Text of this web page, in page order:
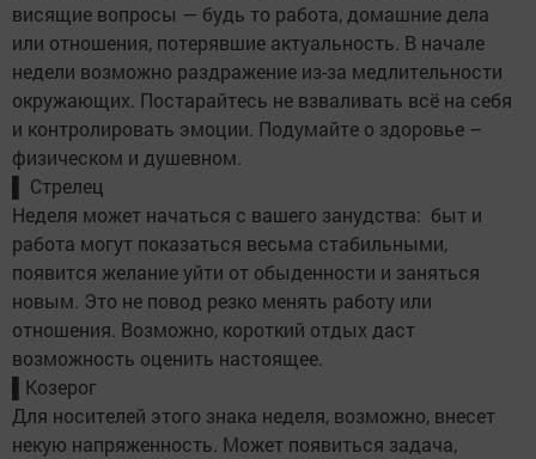
висящие вопросы — будь то работа, домашние дела
или отношения, потерявшие актуальность. В начале
недели возможно раздражение из-за медлительности
окружающих. Постарайтесь не взваливать всё на себя
и контролировать эмоции. Подумайте о здоровье –
физическом и душевном.
▌ Стрелец
Неделя может начаться с вашего занудства: быт и
работа могут показаться весьма стабильными,
появится желание уйти от обыденности и заняться
новым. Это не повод резко менять работу или
отношения. Возможно, короткий отдых даст
возможность оценить настоящее.
▌Козерог
Для носителей этого знака неделя, возможно, внесет
некую напряженность. Может появиться задача,